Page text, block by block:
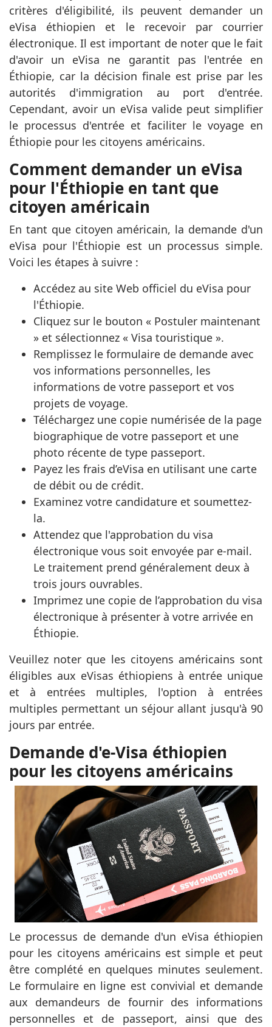
critères d'éligibilité, ils peuvent demander un
eVisa éthiopien et le recevoir par courrier
électronique. Il est important de noter que le fait
d'avoir un eVisa ne garantit pas l'entrée en
Éthiopie, car la décision finale est prise par les
autorités d'immigration au port d'entrée.
Cependant, avoir un eVisa valide peut simplifier
le processus d'entrée et faciliter le voyage en
Éthiopie pour les citoyens américains.
Comment demander un eVisa
pour l'Éthiopie en tant que
citoyen américain
En tant que citoyen américain, la demande d'un
eVisa pour l'Éthiopie est un processus simple.
Voici les étapes à suivre :
Accédez au site Web officiel du eVisa pour
l'Éthiopie.
Cliquez sur le bouton « Postuler maintenant
» et sélectionnez « Visa touristique ».
Remplissez le formulaire de demande avec
vos informations personnelles, les
informations de votre passeport et vos
projets de voyage.
Téléchargez une copie numérisée de la page
biographique de votre passeport et une
photo récente de type passeport.
Payez les frais d’eVisa en utilisant une carte
de débit ou de crédit.
Examinez votre candidature et soumettez-
la.
Attendez que l'approbation du visa
électronique vous soit envoyée par e-mail.
Le traitement prend généralement deux à
trois jours ouvrables.
Imprimez une copie de l’approbation du visa
électronique à présenter à votre arrivée en
Éthiopie.
Veuillez noter que les citoyens américains sont
éligibles aux eVisas éthiopiens à entrée unique
et à entrées multiples, l'option à entrées
multiples permettant un séjour allant jusqu'à 90
jours par entrée.
Demande d'e-Visa éthiopien
pour les citoyens américains
Le processus de demande d'un eVisa éthiopien
pour les citoyens américains est simple et peut
être complété en quelques minutes seulement.
Le formulaire en ligne est convivial et demande
aux demandeurs de fournir des informations
personnelles et de passeport, ainsi que des